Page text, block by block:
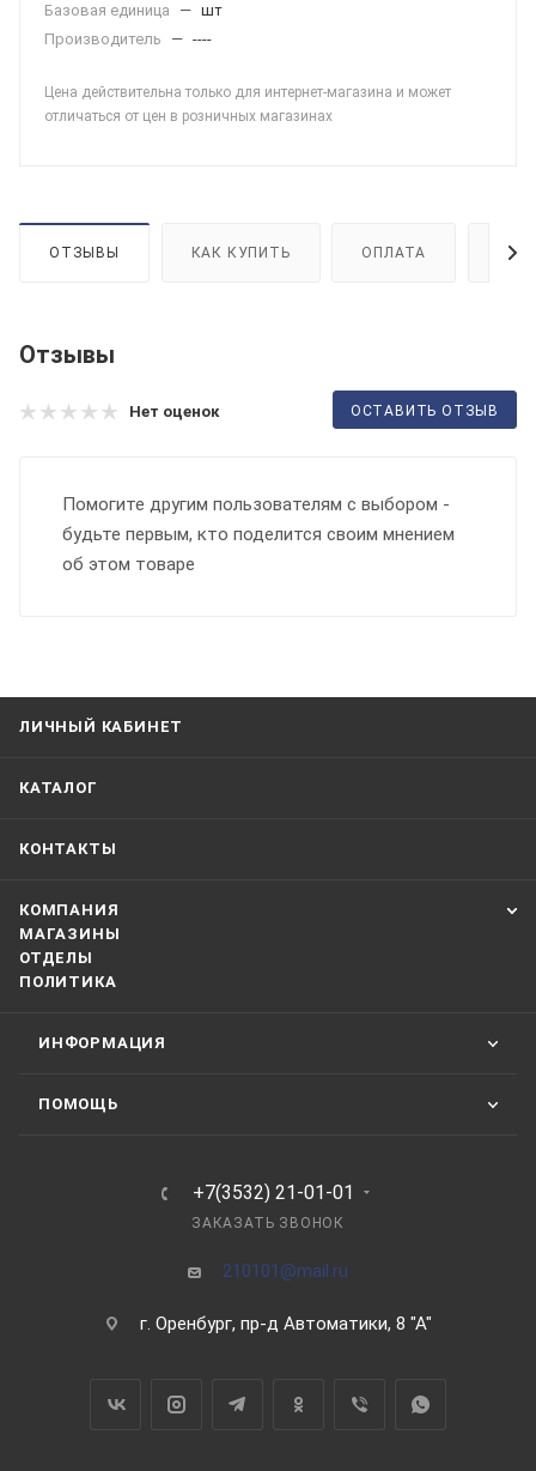
Базовая единица — шт
Производитель
— ----
Цена действительна только для интернет-магазина и может
отличаться от цен в розничных магазинах
ОТЗЫВЫ КАК КУПИТЬ ОПЛАТА
Отзывы
Нет оценок ОСТАВИТЬ ОТЗЫВ
Помогите другим пользователям с выбором -
будьте первым, кто поделится своим мнением
об этом товаре
ЛИЧНЫЙ КАБИНЕТ
КАТАЛОГ
КОНТАКТЫ
КОМПАНИЯ
МАГАЗИНЫ
ОТДЕЛЫ
ПОЛИТИКА
ИНФОРМАЦИЯ
ПОМОЩЬ
+7(3532) 21-01-01
ЗАКАЗАТЬ ЗВОНОК
210101@mail.ru
г. Оренбург, пр-д Автоматики, 8 "А"